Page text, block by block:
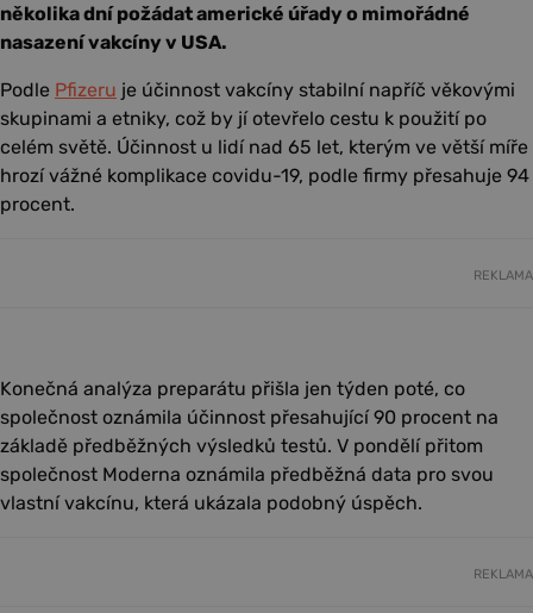
několika dní požádat americké úřady o mimořádné
nasazení vakcíny v USA.
Podle Pfizeru je účinnost vakcíny stabilní napříč věkovými
skupinami a etniky, což by jí otevřelo cestu k použití po
celém světě. Účinnost u lidí nad 65 let, kterým ve větší míře
hrozí vážné komplikace covidu-19, podle firmy přesahuje 94
procent.
REKLAMA
Konečná analýza preparátu přišla jen týden poté, co
společnost oznámila účinnost přesahující 90 procent na
základě předběžných výsledků testů. V pondělí přitom
společnost Moderna oznámila předběžná data pro svou
vlastní vakcínu, která ukázala podobný úspěch.
REKLAMA